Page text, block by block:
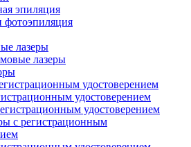
эпиляция
фотоэпиляция
лазеры
лазеры
удостоверением
удостоверением
удостоверением
с регистрационным